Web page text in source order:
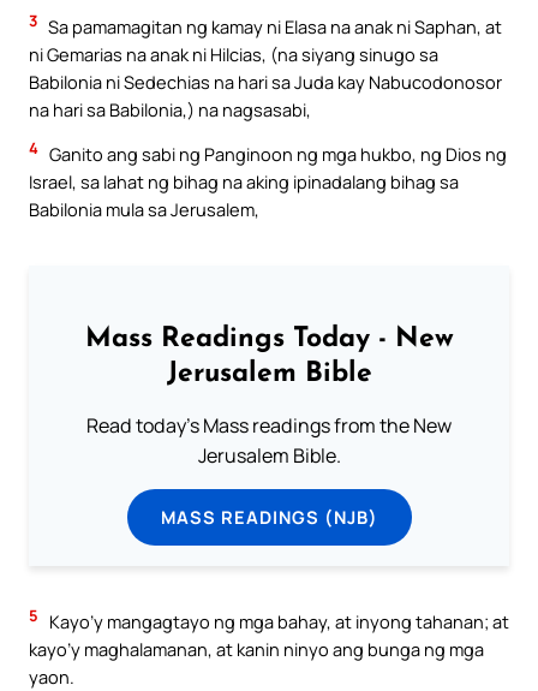
3 Sa pamamagitan ng kamay ni Elasa na anak ni Saphan, at
ni Gemarias na anak ni Hilcias, (na siyang sinugo sa
Babilonia ni Sedechias na hari sa Juda kay Nabucodonosor
na hari sa Babilonia,) na nagsasabi,
4 Ganito ang sabi ng Panginoon ng mga hukbo, ng Dios ng
Israel, sa lahat ng bihag na aking ipinadalang bihag sa
Babilonia mula sa Jerusalem,
Mass Readings Today - New
Jerusalem Bible
Read today's Mass readings from the New
Jerusalem Bible.
MASS READINGS (NJB)
5
Kayo’y mangagtayo ng mga bahay, at inyong tahanan; at
kayo’y maghalamanan, at kanin ninyo ang bunga ng mga
yaon.